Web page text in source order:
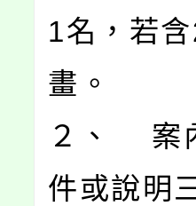
1名，若
畫。
２、 案
件或說明